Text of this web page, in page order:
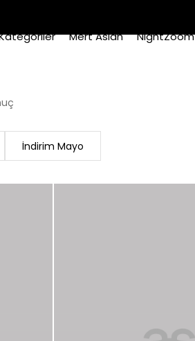
Mert Aslan NightZoom
İndirim Mayo